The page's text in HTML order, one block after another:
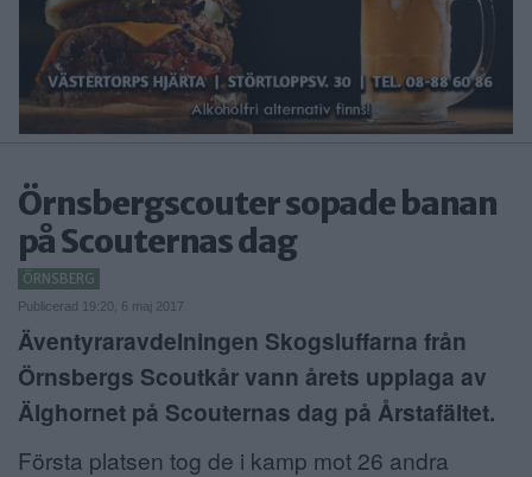
PRENUMERATION
SPORT
ÅSIKTER
KONTAKT
SAMARBETEN
ANNONSERA
NÄRINGSLIV
MER
Örnsbergscouter sopade banan
på Scouternas dag
ÖRNSBERG
Publicerad 19:20, 6 maj 2017
Äventyraravdelningen Skogsluffarna från
Örnsbergs Scoutkår vann årets upplaga av
Älghornet på Scouternas dag på Årstafältet.
Första platsen tog de i kamp mot 26 andra